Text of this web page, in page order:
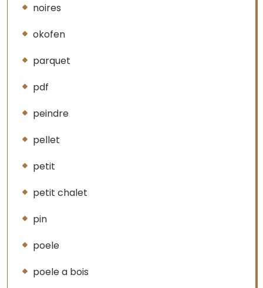
noires
okofen
parquet
pdf
peindre
pellet
petit
petit chalet
pin
poele
poele a bois